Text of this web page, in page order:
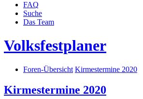
FAQ
Suche
Das Team
Volksfestplaner
Foren-Übersicht Kirmestermine 2020
Kirmestermine 2020